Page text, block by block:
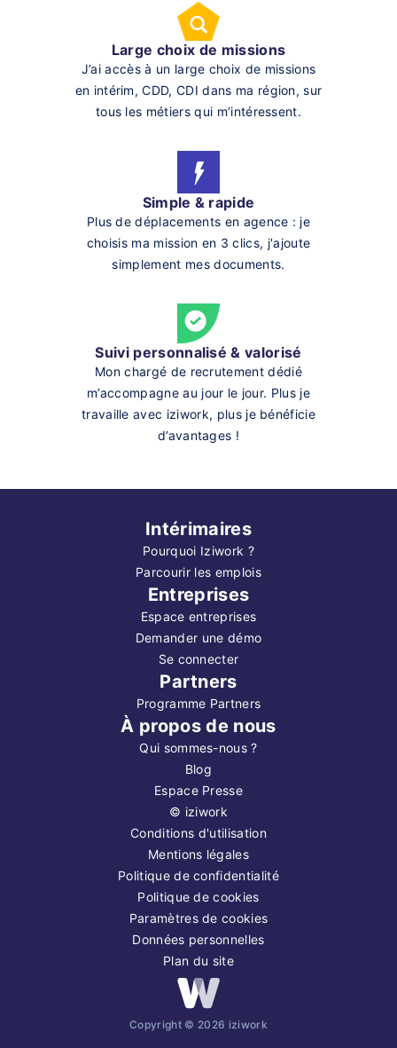
Large choix de missions
J’ai accès à un large choix de missions
en intérim, CDD, CDI dans ma région, sur
tous les métiers qui m’intéressent.
Simple & rapide
Plus de déplacements en agence : je
choisis ma mission en 3 clics, j'ajoute
simplement mes documents.
Suivi personnalisé & valorisé
Mon chargé de recrutement dédié
m’accompagne au jour le jour. Plus je
travaille avec iziwork, plus je bénéficie
d’avantages !
Intérimaires
Pourquoi Iziwork ?
Parcourir les emplois
Entreprises
Espace entreprises
Demander une démo
Se connecter
Partners
Programme Partners
À propos de nous
Qui sommes-nous ?
Blog
Espace Presse
© iziwork
Conditions d'utilisation
Mentions légales
Politique de confidentialité
Politique de cookies
Paramètres de cookies
Données personnelles
Plan du site
Copyright © 2026 iziwork